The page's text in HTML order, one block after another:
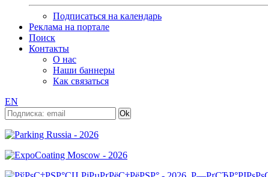
Подписаться на календарь
Реклама на портале
Поиск
Контакты
О нас
Наши баннеры
Как связаться
EN